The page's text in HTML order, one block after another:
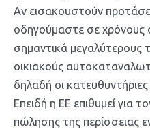
Αν εισακουστούν
οδηγούμαστε σε χρόνους
σημαντικά μεγαλύτερους
οικιακούς
δηλαδή οι
Επειδή η ΕΕ επιθυμεί για
πώλησης της περίσσειας